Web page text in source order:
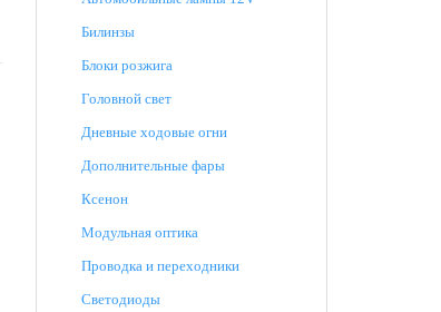
Билинзы
Блоки розжига
Головной свет
Дневные ходовые огни
Дополнительные фары
Ксенон
Модульная оптика
Проводка и переходники
Светодиоды